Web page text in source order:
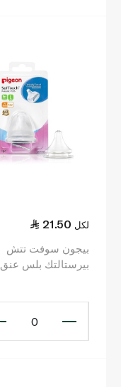
21.50 لكل
بيجون سوفت تتش
بيرستالتك بلس عنق
0